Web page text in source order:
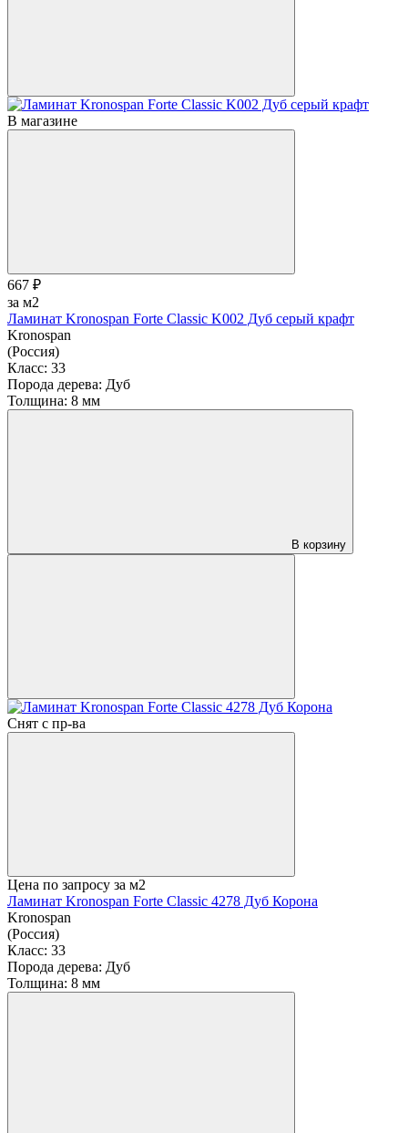
В магазине
667 ₽
за м2
Ламинат Kronospan Forte Classic K002 Дуб серый крафт
Kronospan
(Россия)
Класс: 33
Порода дерева: Дуб
Толщина: 8 мм
В корзину
Снят с пр-ва
Цена по запросу за м2
Ламинат Kronospan Forte Classic 4278 Дуб Корона
Kronospan
(Россия)
Класс: 33
Порода дерева: Дуб
Толщина: 8 мм